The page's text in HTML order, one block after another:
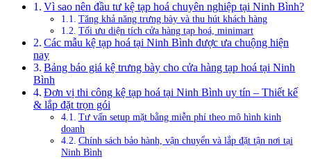
Vì sao nên đầu tư kệ tạp hoá chuyên nghiệp tại Ninh Bình?
Tăng khả năng trưng bày và thu hút khách hàng
Tối ưu diện tích cửa hàng tạp hoá, minimart
Các mẫu kệ tạp hoá tại Ninh Bình được ưa chuộng hiện
nay
Bảng báo giá kệ trưng bày cho cửa hàng tạp hoá tại Ninh
Bình
Đơn vị thi công kệ tạp hoá tại Ninh Bình uy tín – Thiết kế
& lắp đặt trọn gói
Tư vấn setup mặt bằng miễn phí theo mô hình kinh
doanh
Chính sách bảo hành, vận chuyển và lắp đặt tận nơi tại
Ninh Bình